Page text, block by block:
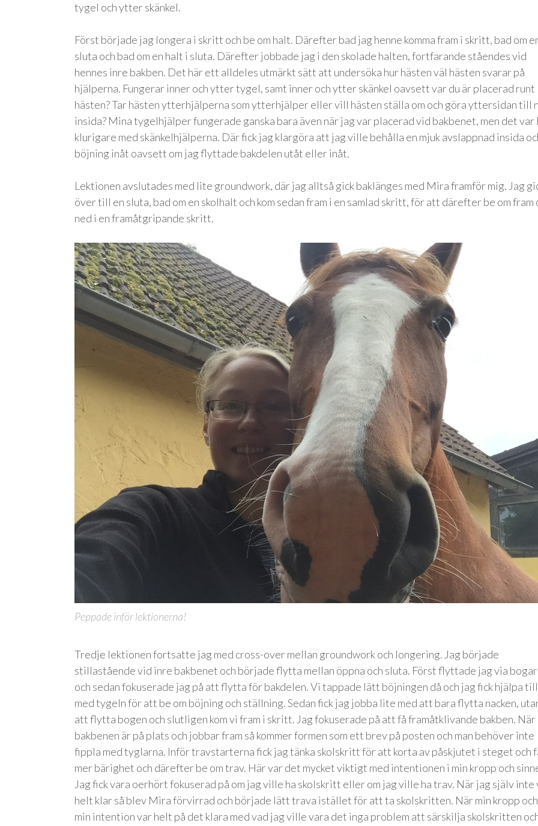
tygel och ytter skänkel.
Först började jag longera i skritt och be om halt. Därefter bad jag henne komma fram i skritt, bad om
sluta och bad om en halt i sluta. Därefter jobbade jag i den skolade halten, fortfarande ståendes vid
hennes inre bakben. Det här ett alldeles utmärkt sätt att undersöka hur hästen väl hästen svarar på
hjälperna. Fungerar inner och ytter tygel, samt inner och ytter skänkel oavsett var du är placerad runt
hästen? Tar hästen ytterhjälperna som ytterhjälper eller vill hästen ställa om och göra yttersidan till
insida? Mina tygelhjälper fungerade ganska bara även när jag var placerad vid bakbenet, men det
klurigare med skänkelhjälperna. Där fick jag klargöra att jag ville behålla en mjuk avslappnad insida
böjning inåt oavsett om jag flyttade bakdelen utåt eller inåt.
Lektionen avslutades med lite groundwork, där jag alltså gick baklänges med Mira framför mig. Jag
över till en sluta, bad om en skolhalt och kom sedan fram i en samlad skritt, för att därefter be om fram
ned i en framåtgripande skritt.
Peppade inför lektionerna!
Tredje lektionen fortsatte jag med cross-over mellan groundwork och longering. Jag började
stillastående vid inre bakbenet och började flytta mellan öppna och sluta. Först flyttade jag via
och sedan fokuserade jag på att flytta för bakdelen. Vi tappade lätt böjningen då och jag fick hjälpa till
med tygeln för att be om böjning och ställning. Sedan fick jag jobba lite med att bara flytta nacken,
att flytta bogen och slutligen kom vi fram i skritt. Jag fokuserade på att få framåtklivande bakben. När
bakbenen är på plats och jobbar fram så kommer formen som ett brev på posten och man behöver inte
fippla med tyglarna. Inför travstarterna fick jag tänka skolskritt för att korta av påskjutet i steget och
mer bärighet och därefter be om trav. Här var det mycket viktigt med intentionen i min kropp och
Jag fick vara oerhört fokuserad på om jag ville ha skolskritt eller om jag ville ha trav. När jag själv inte
helt klar så blev Mira förvirrad och började lätt trava istället för att ta skolskritten. När min kropp och
min intention var helt på det klara med vad jag ville vara det inga problem att särskilja skolskritten